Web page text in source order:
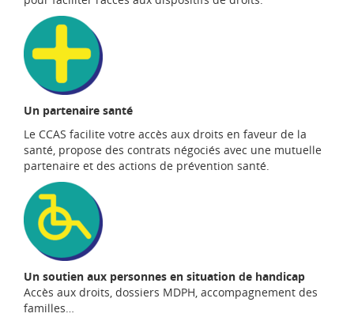
Un partenaire santé
Le CCAS facilite votre accès aux droits en faveur de la
santé, propose des contrats négociés avec une mutuelle
partenaire et des actions de prévention santé.
Un soutien aux personnes en situation de handicap
Accès aux droits, dossiers MDPH, accompagnement des
familles…